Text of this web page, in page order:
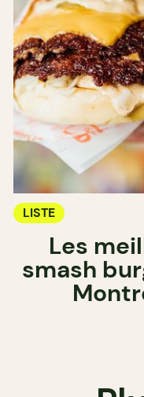
LISTE
Les
smash